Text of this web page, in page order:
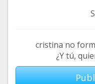
cristina no
¿Y tú,